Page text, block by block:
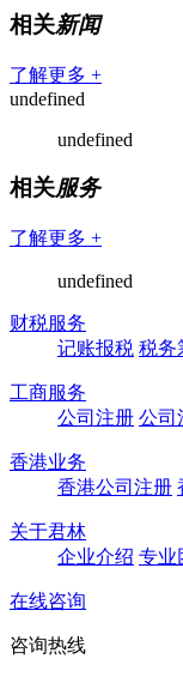
相关新闻
了解更多 +
undefined
undefined
相关服务
了解更多 +
undefined
财税服务
记账报税 税务
工商服务
公司注册 公司
香港业务
香港公司注册
关于君林
企业介绍 专业
在线咨询
咨询热线